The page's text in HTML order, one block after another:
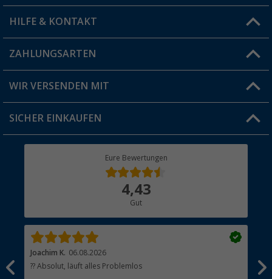
Vorteilskarte
Blog
Jobs & Karriere
HILFE & KONTAKT
FAQ & Kontakt
Versandinformationen
Rücksendung
ZAHLUNGSARTEN
WIR VERSENDEN MIT
SICHER EINKAUFEN
Eure Bewertungen
4,43
Gut
Joachim K. 06.08.2026
?? Absolut, läuft alles Problemlos